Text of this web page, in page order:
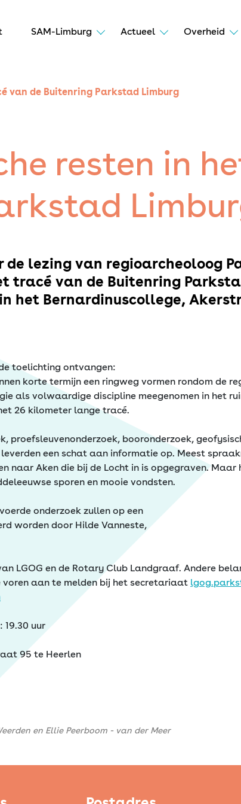
SAM-Limburg Actueel Overheid
van de Buitenring Parkstad Limburg
resten in
de lezing van regioarcheoloog
tracé van de Buitenring
in het Bernardinuscollege,
toelichting ontvangen:
korte termijn een ringweg vormen rondom de
als volwaardige discipline meegenomen in het
26 kilometer lange tracé.
proefsleuvenonderzoek, booronderzoek,
een schat aan informatie op. Meest
naar Aken die bij de Locht in is opgegraven.
sporen en mooie vondsten.
onderzoek zullen op een
worden door Hilde Vanneste,
LGOG en de Rotary Club Landgraaf. Andere
aan te melden bij het secretariaat
uur
95 te Heerlen
en Ellie Peerboom - van der Meer